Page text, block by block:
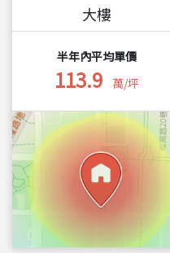
大樓
半年內平均單價
113.9 萬/坪